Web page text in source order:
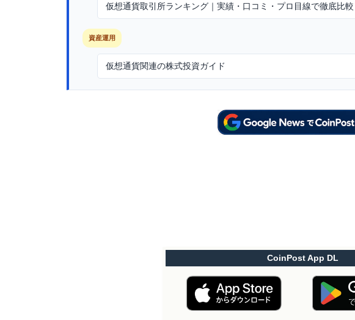
仮想通貨取引所ランキング｜実績・口コミ・プロ目線で徹底比較
資産運用
仮想通貨関連の株式投資ガイド
CoinPost App DL